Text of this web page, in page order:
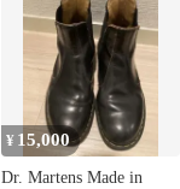
¥ 15,000
Dr. Martens Made in